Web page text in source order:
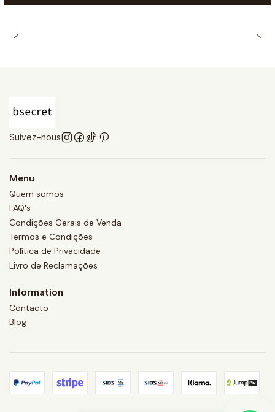
Suivez-nous
Menu
Quem somos
FAQ's
Condições Gerais de Venda
Termos e Condições
Política de Privacidade
Livro de Reclamações
Information
Contacto
Blog